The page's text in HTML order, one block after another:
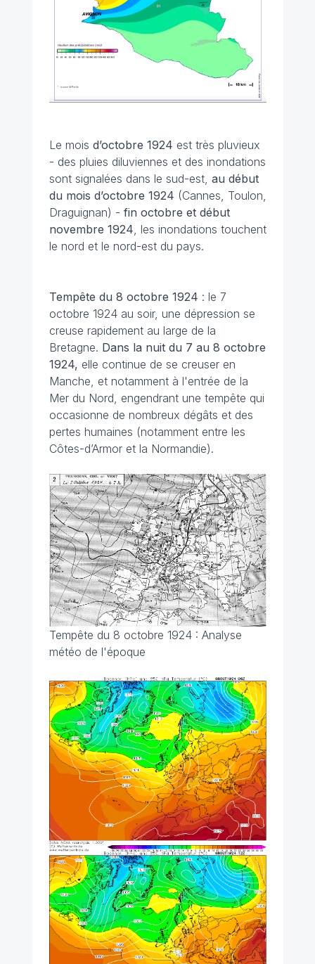
Le mois d’octobre 1924 est très pluvieux
- des pluies diluviennes et des inondations
sont signalées dans le sud-est, au début
du mois d’octobre 1924 (Cannes, Toulon,
Draguignan) - fin octobre et début
novembre 1924 , les inondations touchent
le nord et le nord-est du pays.
Tempête du 8 octobre 1924 : le 7
octobre 1924 au soir, une dépression se
creuse rapidement au large de la
Bretagne. Dans la nuit du 7 au 8 octobre
1924, elle continue de se creuser en
Manche, et notamment à l'entrée de la
Mer du Nord, engendrant une tempête qui
occasionne de nombreux dégâts et des
pertes humaines (notamment entre les
Côtes-d’Armor et la Normandie).
Tempête du 8 octobre 1924 : Analyse
météo de l'époque